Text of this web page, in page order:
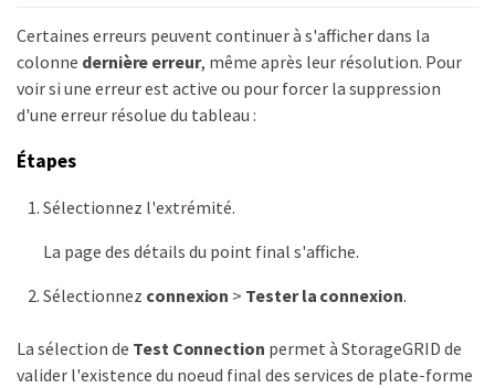
Certaines erreurs peuvent continuer à s'afficher dans la
colonne dernière erreur, même après leur résolution. Pour
voir si une erreur est active ou pour forcer la suppression
d'une erreur résolue du tableau :
Étapes
Sélectionnez l'extrémité.
La page des détails du point final s'affiche.
Sélectionnez connexion > Tester la connexion.
La sélection de Test Connection permet à StorageGRID de
valider l'existence du noeud final des services de plate-forme